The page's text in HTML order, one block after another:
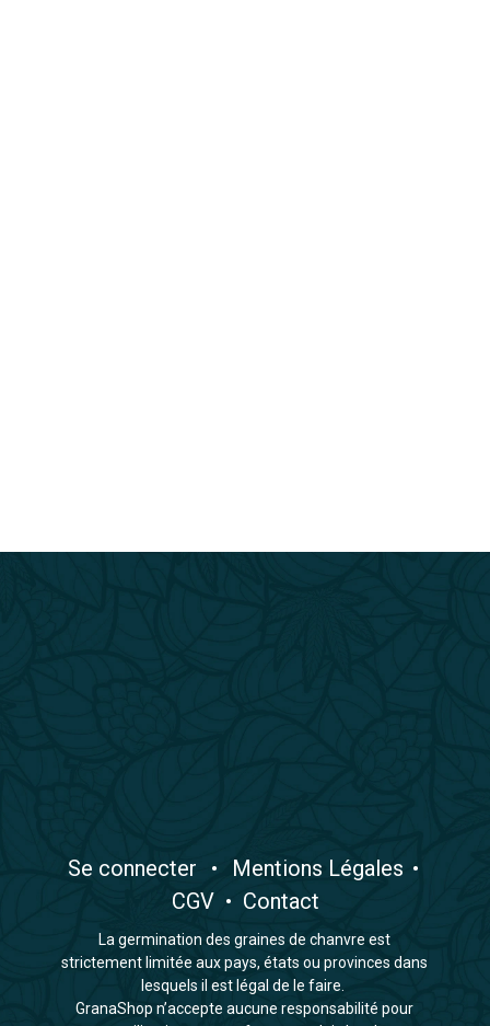
​Se connecter • ​Mentions Légales •
CGV• Contact
La germination des graines de chanvre est
strictement limitée aux pays, états ou provinces dans
lesquels il est légal de le faire.
GranaShop n’accepte aucune responsabilité pour